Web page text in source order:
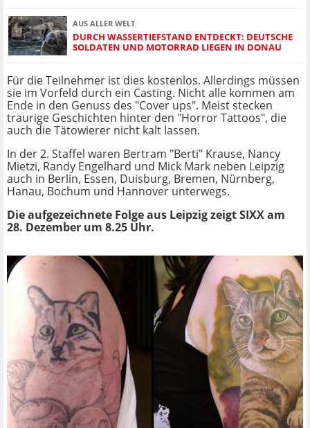
AUS ALLER WELT
DURCH WASSERTIEFSTAND ENTDECKT: DEUTSCHE
SOLDATEN UND MOTORRAD LIEGEN IN DONAU
Für die Teilnehmer ist dies kostenlos. Allerdings müssen
sie im Vorfeld durch ein Casting. Nicht alle kommen am
Ende in den Genuss des "Cover ups". Meist stecken
traurige Geschichten hinter den "Horror Tattoos", die
auch die Tätowierer nicht kalt lassen.
In der 2. Staffel waren Bertram "Berti" Krause, Nancy
Mietzi, Randy Engelhard und Mick Mark neben Leipzig
auch in Berlin, Essen, Duisburg, Bremen, Nürnberg,
Hanau, Bochum und Hannover unterwegs.
Die aufgezeichnete Folge aus Leipzig zeigt SIXX am
28. Dezember um 8.25 Uhr.